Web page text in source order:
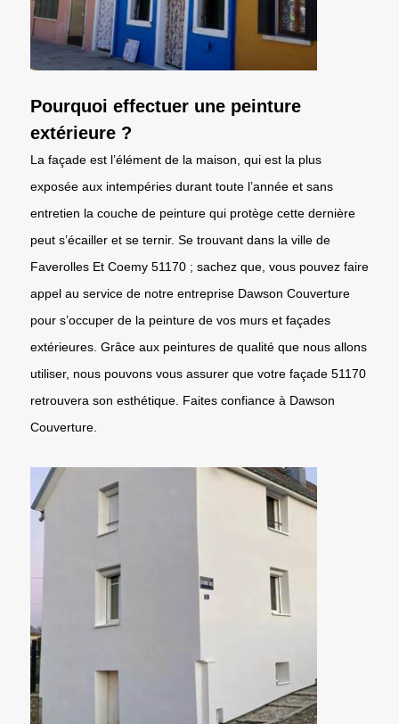
Pourquoi effectuer une peinture
extérieure ?
La façade est l’élément de la maison, qui est la plus
exposée aux intempéries durant toute l’année et sans
entretien la couche de peinture qui protège cette dernière
peut s’écailler et se ternir. Se trouvant dans la ville de
Faverolles Et Coemy 51170 ; sachez que, vous pouvez faire
appel au service de notre entreprise Dawson Couverture
pour s’occuper de la peinture de vos murs et façades
extérieures. Grâce aux peintures de qualité que nous allons
utiliser, nous pouvons vous assurer que votre façade 51170
retrouvera son esthétique. Faites confiance à Dawson
Couverture.